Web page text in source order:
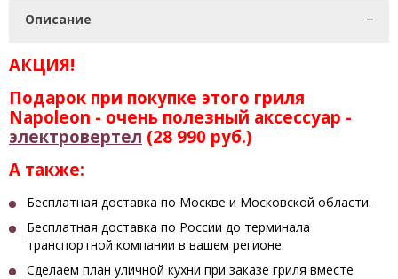
Описание
АКЦИЯ!
Подарок при покупке этого гриля
Napoleon - очень полезный аксессуар -
электровертел (28 990 руб.)
А также:
Бесплатная доставка по Москве и Московской области.
Бесплатная доставка по России до терминала
транспортной компании в вашем регионе.
Сделаем план уличной кухни при заказе гриля вместе